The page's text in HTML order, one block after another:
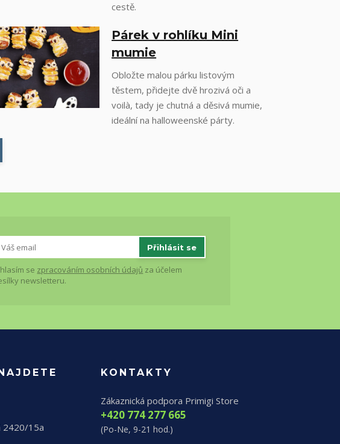
cestě.
Párek v rohlíku Mini
mumie
Obložte malou párku listovým
těstem, přidejte dvě hrozivá oči a
voilà, tady je chutná a děsivá mumie,
ideální na halloweenské párty.
Přihlásit se
se zpracováním osobních údajů za účelem
newsletteru.
2420/15a
KONTAKTY
Zákaznická podpora Primigi Store
+420 774 277 665
(Po-Ne, 9-21 hod.)